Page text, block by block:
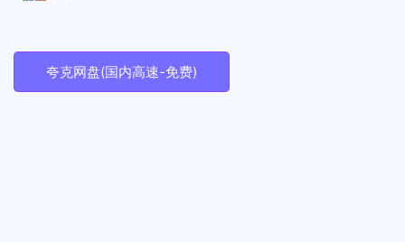
夸克网盘(国内高速-免费)